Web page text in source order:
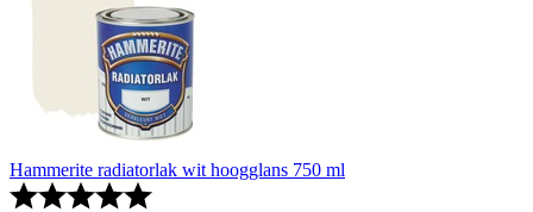
Hammerite radiatorlak wit hoogglans 750 ml